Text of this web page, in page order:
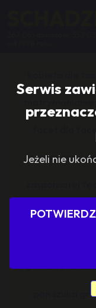
Serwis
Jeżeli nie
267 061 anonsów, 352
facet dla
zasponsoruj
sponsoring
grupowo i
pan szuka